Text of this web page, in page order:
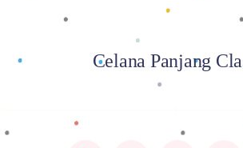
Celana Panjang